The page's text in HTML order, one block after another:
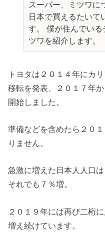
スーパー、ミツワに
日本で買えるたいて
す。 僕が住んでいる
ツワを紹介します。
トヨタは２０１４年にカ
移転を発表、２０１７年
開始しました。
準備などを含めたら２０
りません。
急激に増えた日本人人口
それでも７％増。
２０１９年には再び二桁
増え続けています。